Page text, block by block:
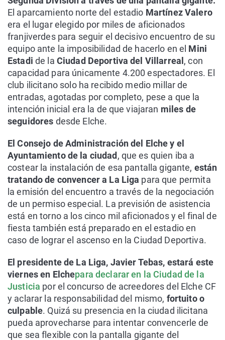
El aparcamiento norte del estadio Martínez Valero
era el lugar elegido por miles de aficionados
franjiverdes para seguir el decisivo encuentro de su
equipo ante la imposibilidad de hacerlo en el Mini
Estadi de la Ciudad Deportiva del Villarreal , con
capacidad para únicamente 4.200 espectadores. El
club ilicitano solo ha recibido medio millar de
entradas, agotadas por completo, pese a que la
intención inicial era la de que viajaran miles de
seguidores desde Elche.
El Consejo de Administración del Elche y el
Ayuntamiento de la ciudad , que es quien iba a
costear la instalación de esa pantalla gigante, están
tratando de convencer a La Liga para que permita
la emisión del encuentro a través de la negociación
de un permiso especial. La previsión de asistencia
está en torno a los cinco mil aficionados y el final de
fiesta también está preparado en el estadio en
caso de lograr el ascenso en la Ciudad Deportiva.
El presidente de La Liga, Javier Tebas, estará este
viernes en Elchepara declarar en la Ciudad de la
Justicia por el concurso de acreedores del Elche CF
y aclarar la responsabilidad del mismo, fortuito o
culpable. Quizá su presencia en la ciudad ilicitana
pueda aprovecharse para intentar convencerle de
que sea flexible con la pantalla gigante del